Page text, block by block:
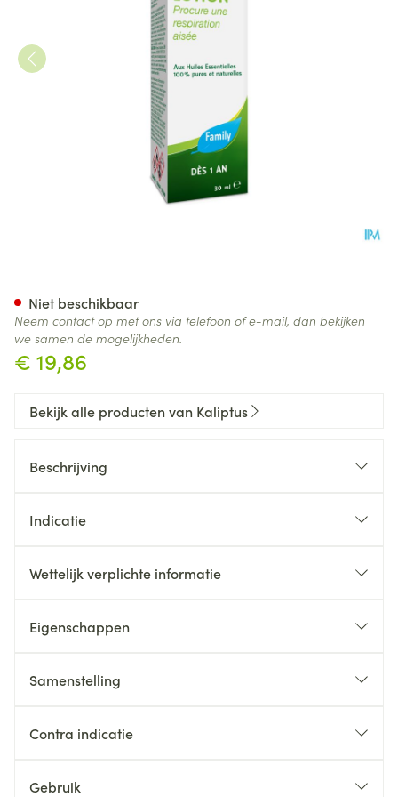
€ 19,86
Niet beschikbaar
Neem contact op met ons via telefoon of e-mail, dan bekijken
we samen de mogelijkheden.
Bekijk alle producten van Kaliptus
Beschrijving
Indicatie
Wettelijk verplichte informatie
Eigenschappen
Samenstelling
Contra indicatie
Gebruik